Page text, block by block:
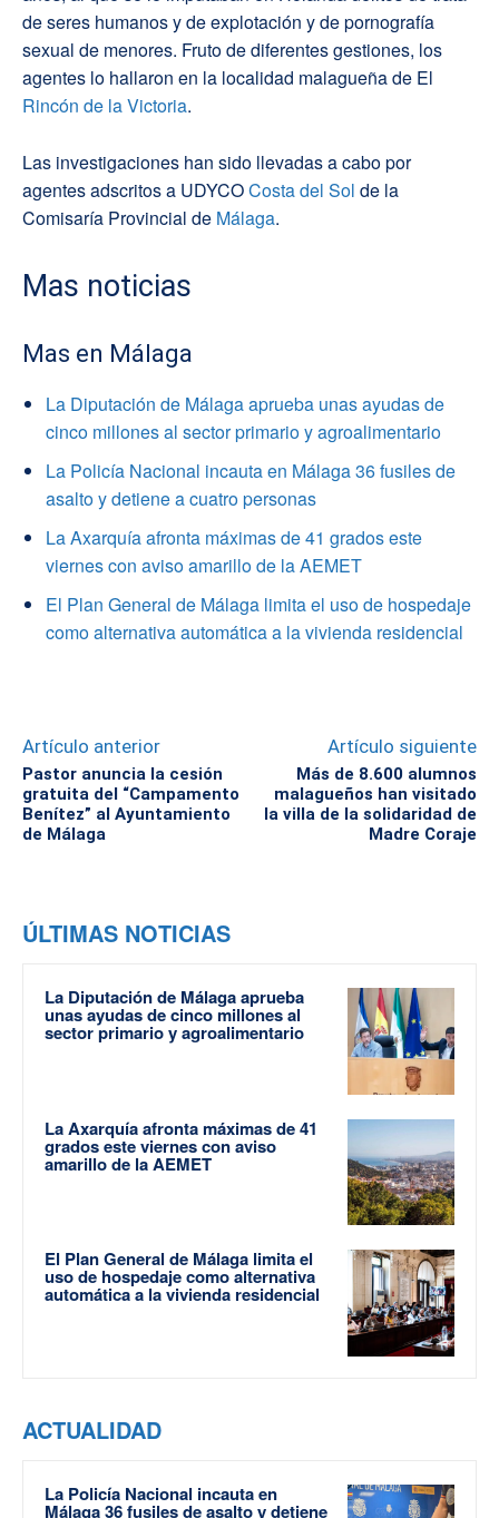
de seres humanos y de explotación y de pornografía
sexual de menores. Fruto de diferentes gestiones, los
agentes lo hallaron en la localidad malagueña de El
Rincón de la Victoria.
Las investigaciones han sido llevadas a cabo por
agentes adscritos a UDYCOCosta del Sol de la
Comisaría Provincial de Málaga.
Mas noticias
Mas en Málaga
La Diputación de Málaga aprueba unas ayudas de
cinco millones al sector primario y agroalimentario
La Policía Nacional incauta en Málaga 36 fusiles de
asalto y detiene a cuatro personas
La Axarquía afronta máximas de 41 grados este
viernes con aviso amarillo de la AEMET
El Plan General de Málaga limita el uso de hospedaje
como alternativa automática a la vivienda residencial
Artículo anterior
Pastor anuncia la cesión
gratuita del “Campamento
Benítez” al Ayuntamiento
de Málaga
Artículo siguiente
Más de 8.600 alumnos
malagueños han visitado
la villa de la solidaridad de
Madre Coraje
ÚLTIMAS NOTICIAS
La Diputación de Málaga aprueba
unas ayudas de cinco millones al
sector primario y agroalimentario
La Axarquía afronta máximas de 41
grados este viernes con aviso
amarillo de la AEMET
El Plan General de Málaga limita el
uso de hospedaje como alternativa
automática a la vivienda residencial
ACTUALIDAD
La Policía Nacional incauta en
Málaga 36 fusiles de asalto y detiene